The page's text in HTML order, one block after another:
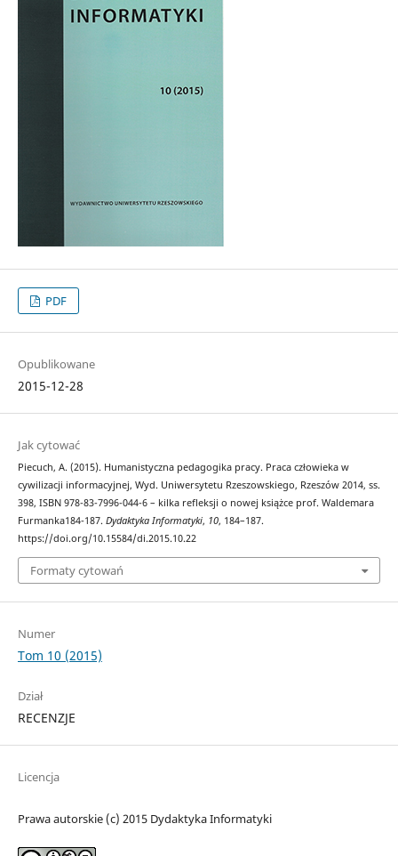
PDF
Opublikowane
2015-12-28
Jak cytować
Piecuch, A. (2015). Humanistyczna pedagogika pracy. Praca człowieka w
cywilizacji informacyjnej, Wyd. Uniwersytetu Rzeszowskiego, Rzeszów 2014, ss.
398, ISBN 978-83-7996-044-6 – kilka refleksji o nowej książce prof. Waldemara
Furmanka184-187. Dydaktyka Informatyki, 10, 184–187.
https://doi.org/10.15584/di.2015.10.22
Formaty cytowań
Numer
Tom 10 (2015)
Dział
RECENZJE
Licencja
Prawa autorskie (c) 2015 Dydaktyka Informatyki